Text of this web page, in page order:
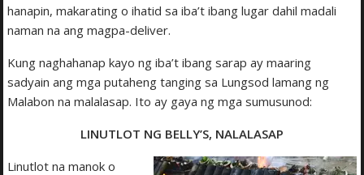
hanapin, makarating o ihatid sa iba’t ibang lugar dahil madali
naman na ang magpa-deliver.
Kung naghahanap kayo ng iba’t ibang sarap ay maaring
sadyain ang mga putaheng tanging sa Lungsod lamang ng
Malabon na malalasap. Ito ay gaya ng mga sumusunod:
LINUTLOT NG BELLY’S, NALALASAP
Linutlot na manok o